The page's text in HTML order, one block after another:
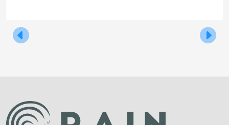
Navigation
de
FN3PT – Fédération nationale des producteurs de